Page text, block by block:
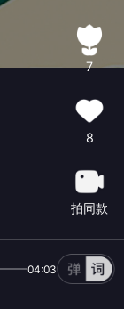
7
8
拍同款
04:03